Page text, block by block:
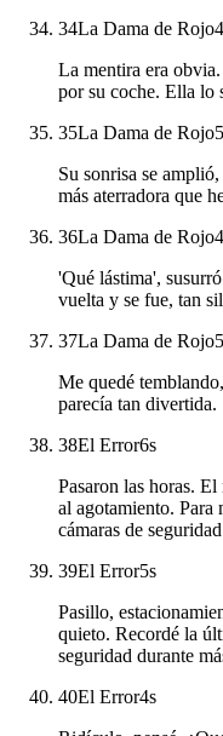
34La Dama de Rojo4
La mentira era
por su coche. Ella lo
35La Dama de Rojo5
Su sonrisa se
más aterradora que
36La Dama de Rojo4
'Qué lástima',
vuelta y se fue, tan
37La Dama de Rojo5
Me quedé
parecía tan divertida.
38El Error6s
Pasaron las horas.
al agotamiento. Para
cámaras de
39El Error5s
Pasillo,
quieto. Recordé la
seguridad durante
40El Error4s